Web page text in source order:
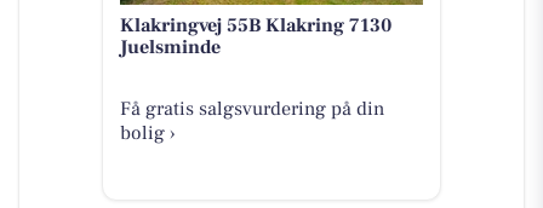
Klakringvej 55B Klakring 7130
Juelsminde
Få gratis salgsvurdering på din
bolig ›